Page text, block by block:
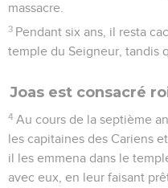
massacre.
3 Pendant six ans, il resta
temple du Seigneur, tandis
Joas est consacré
4 Au cours de la septième
les capitaines des Cariens
il les emmena dans le
avec eux, en leur faisant